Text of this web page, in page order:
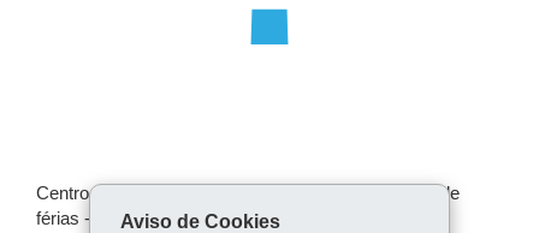
Centro
Juvenil
Centro Juvenil de Artes Plásticas promove oficinas de
férias -
Aviso de Cookies